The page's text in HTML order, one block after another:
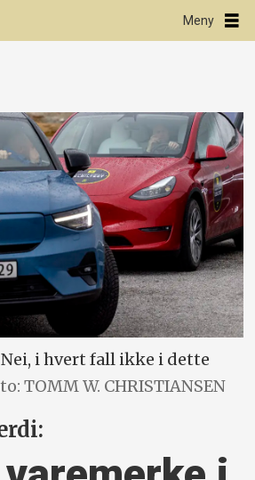
Nei, i hvert fall ikke i dette
TOMM W. CHRISTIANSEN